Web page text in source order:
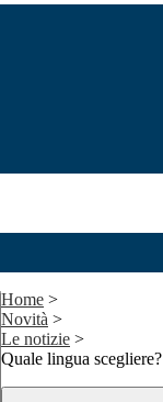
Home >
Novità >
Le notizie >
Quale lingua scegliere?